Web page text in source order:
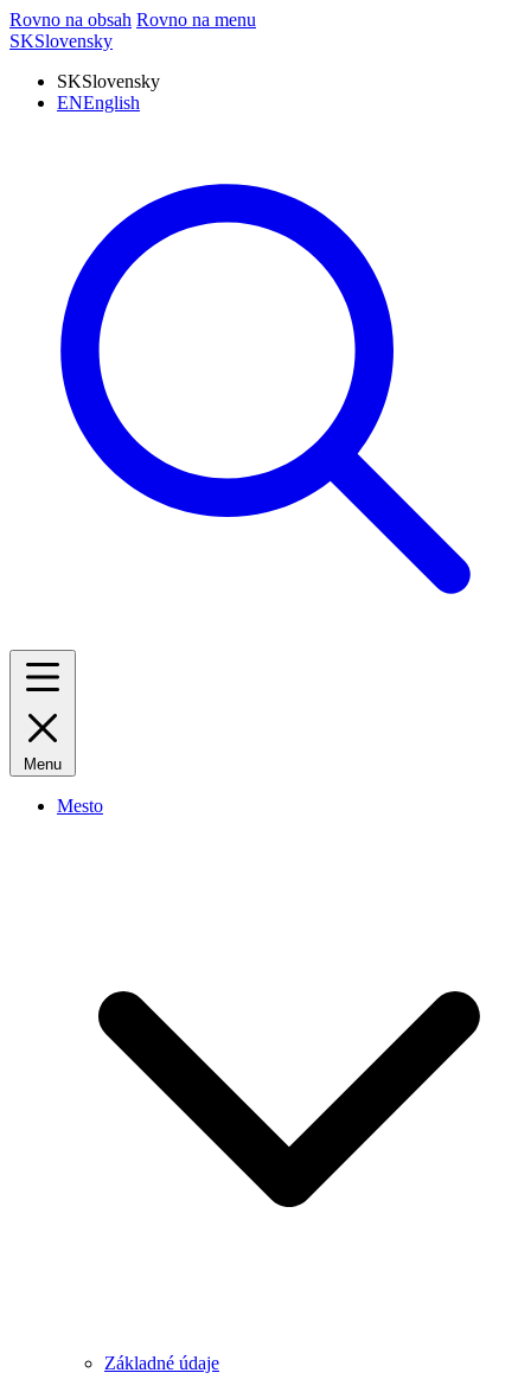
Rovno na obsah Rovno na menu
SKSlovensky
SKSlovensky
ENEnglish
Menu
Mesto
Základné údaje